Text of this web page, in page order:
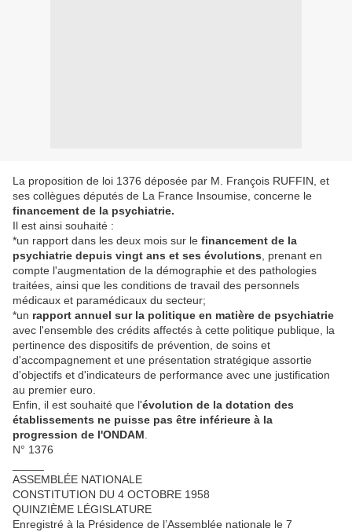
La proposition de loi 1376 déposée par M. François RUFFIN, et
ses collègues députés de La France Insoumise, concerne le
financement de la psychiatrie.
Il est ainsi souhaité :
*un rapport dans les deux mois sur le financement de la
psychiatrie depuis vingt ans et ses évolutions , prenant en
compte l'augmentation de la démographie et des pathologies
traitées, ainsi que les conditions de travail des personnels
médicaux et paramédicaux du secteur;
*un rapport annuel sur la politique en matière de psychiatrie
avec l'ensemble des crédits affectés à cette politique publique, la
pertinence des dispositifs de prévention, de soins et
d'accompagnement et une présentation stratégique assortie
d'objectifs et d'indicateurs de performance avec une justification
au premier euro.
Enfin, il est souhaité que l'évolution de la dotation des
établissements ne puisse pas être inférieure à la
progression de l'ONDAM
N° 1376
ASSEMBLÉE NATIONALE
CONSTITUTION DU 4 OCTOBRE 1958
QUINZIÈME LÉGISLATURE
Enregistré à la Présidence de l’Assemblée nationale le 7